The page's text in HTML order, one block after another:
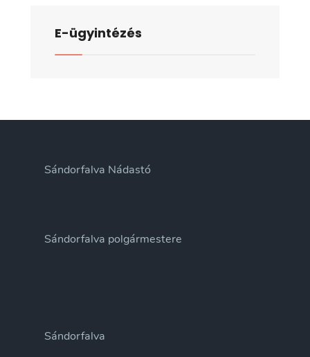
E-ügyintézés
Sándorfalva Nádastó
Sándorfalva polgármestere
Sándorfalva